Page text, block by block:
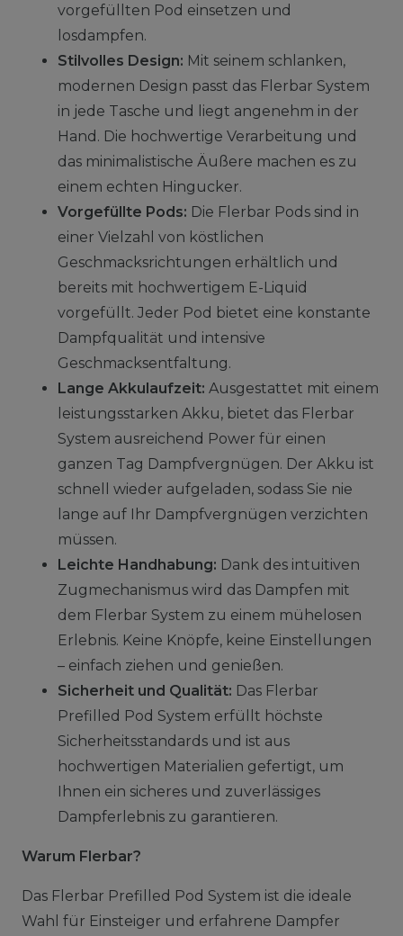
vorgefüllten Pod einsetzen und
losdampfen.
Stilvolles Design: Mit seinem schlanken,
modernen Design passt das Flerbar System
in jede Tasche und liegt angenehm in der
Hand. Die hochwertige Verarbeitung und
das minimalistische Äußere machen es zu
einem echten Hingucker.
Vorgefüllte Pods: Die Flerbar Pods sind in
einer Vielzahl von köstlichen
Geschmacksrichtungen erhältlich und
bereits mit hochwertigem E-Liquid
vorgefüllt. Jeder Pod bietet eine konstante
Dampfqualität und intensive
Geschmacksentfaltung.
Lange Akkulaufzeit: Ausgestattet mit einem
leistungsstarken Akku, bietet das Flerbar
System ausreichend Power für einen
ganzen Tag Dampfvergnügen. Der Akku ist
schnell wieder aufgeladen, sodass Sie nie
lange auf Ihr Dampfvergnügen verzichten
müssen.
Leichte Handhabung: Dank des intuitiven
Zugmechanismus wird das Dampfen mit
dem Flerbar System zu einem mühelosen
Erlebnis. Keine Knöpfe, keine Einstellungen
– einfach ziehen und genießen.
Sicherheit und Qualität: Das Flerbar
Prefilled Pod System erfüllt höchste
Sicherheitsstandards und ist aus
hochwertigen Materialien gefertigt, um
Ihnen ein sicheres und zuverlässiges
Dampferlebnis zu garantieren.
Warum Flerbar?
Das Flerbar Prefilled Pod System ist die ideale
Wahl für Einsteiger und erfahrene Dampfer